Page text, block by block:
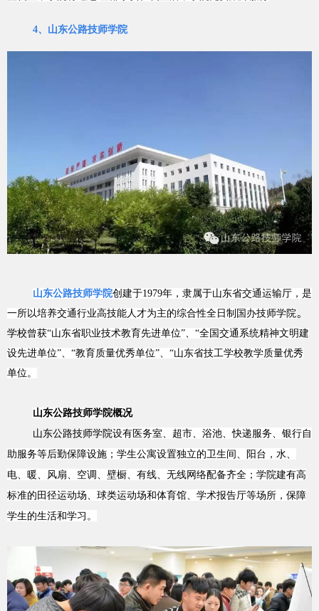
4、山东公路技师学院
山东公路技师学院创建于1979年，隶属于山东省交通运输厅，是
一所以培养交通行业高技能人才为主的综合性全日制国办技师学院。
学校曾获“山东省职业技术教育先进单位”、“全国交通系统精神文明建
设先进单位”、“教育质量优秀单位”、“山东省技工学校教学质量优秀
单位。
山东公路技师学院概况
山东公路技师学院设有医务室、超市、浴池、快递服务、银行自
助服务等后勤保障设施；学生公寓设置独立的卫生间、阳台，水、
电、暖、风扇、空调、壁橱、有线、无线网络配备齐全；学院建有高
标准的田径运动场、球类运动场和体育馆、学术报告厅等场所，保障
学生的生活和学习。